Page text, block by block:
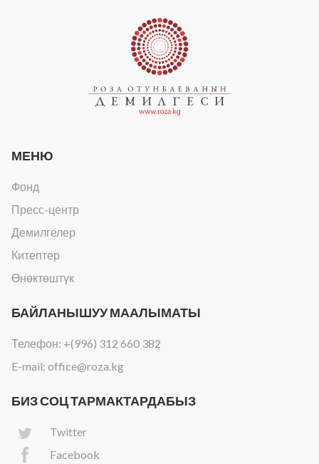
МЕНЮ
Фонд
Пресс-центр
Демилгелер
Китептер
Өнөктөштүк
БАЙЛАНЫШУУ МААЛЫМАТЫ
Телефон: +(996) 312 660 382
E-mail: office@roza.kg
БИЗ СОЦ ТАРМАКТАРДАБЫЗ
Twitter
Facebook